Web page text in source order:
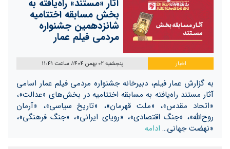
آثار «مستند» راه‌یافته به
بخش مسابقه اختتامیه
شانزدهمین جشنواره
مردمی فیلم عمار
اخبار پنجشنبه 02 بهمن 1404، ساعت 11:41
به گزارش عمار فیلم، دبیرخانه جشنواره مردمی فیلم عمار اسامی
آثار مستند راه‌یافته به مسابقه اختتامیه در بخش‌‌های «عدالت»،
«اتحاد مقدس»، «ملت قهرمان»، «تاریخ سیاسی»، «آرمان
روح‌الله»، «جنگ اقتصادی»، «رویای ایرانی»، «جنگ فرهنگی»،
«نهضت جهانی… ادامه